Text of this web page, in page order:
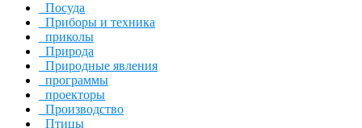
Посуда
Приборы и техника
приколы
Природа
Природные явления
программы
проекторы
Производство
Птицы